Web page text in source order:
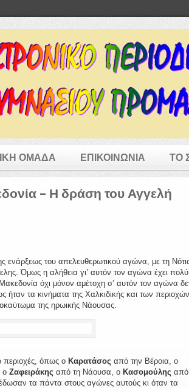
ΟΜΑΔΑ ΕΠΙΚΟΙΝΩΝΙΑ ΤΟ
– Η δράση του Αγγελή
ενάρξεως του απελευθερωτικού αγώνα, με τη
Όμως η αλήθεια γι’ αυτόν τον αγώνα έχει πολύ
όχι μόνον αμέτοχη σ’ αυτόν τον αγώνα
τα κινήματα της Χαλκιδικής και των περιοχών
της ηρωικής Νάουσας.
περιοχές, όπως ο Καρατάσος από την Βέροια, ο
ο Ζαφειράκης από τη Νάουσα, ο Κασομούλης από
τα πάντα στους αγώνες αυτούς κι όταν τα